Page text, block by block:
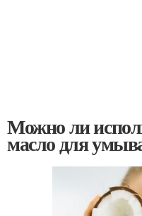
Можно ли
масло для